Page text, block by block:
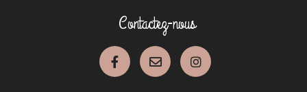
Contactez-nous